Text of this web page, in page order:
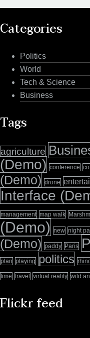
Categories
Politics
World
Tech & Science
Business
Tags
agriculture
(Demo) conference
(Demo) drone
Interface
management map walk
(Demo) new night
(Demo) paddy Paris
plan playing politics
time travel virtual reality wild
Flickr feed